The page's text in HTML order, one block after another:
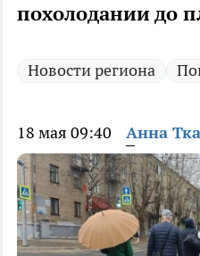
похолодании до
Новости региона
18 мая 09:40 Анна